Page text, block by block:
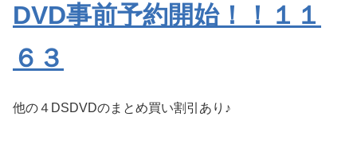
DVD事前予約開始！！１１
６３
他の４DSDVDのまとめ買い割引あり♪